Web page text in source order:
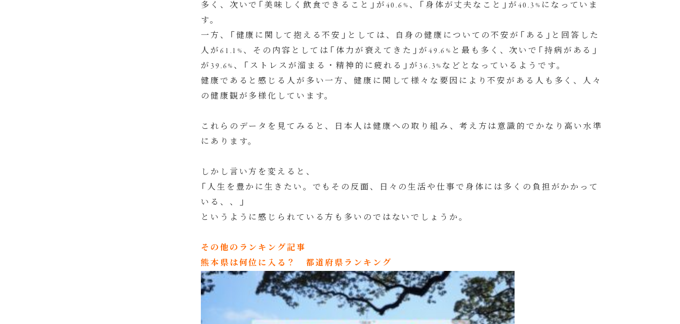
多く、次いで「美味しく飲食できること」が40.6%、「身体が丈夫なこと」が40.3%になっていま
す。
一方、「健康に関して抱える不安」としては、自身の健康についての不安が「ある」と回答した
人が61.1%、その内容としては「体力が衰えてきた」が49.6%と最も多く、次いで「持病がある」
が39.6%、「ストレスが溜まる・精神的に疲れる」が36.3%などとなっているようです。
健康であると感じる人が多い一方、健康に関して様々な要因により不安がある人も多く、人々
の健康観が多様化しています。
これらのデータを見てみると、日本人は健康への取り組み、考え方は意識的でかなり高い水準
にあります。
しかし言い方を変えると、
「人生を豊かに生きたい。でもその反面、日々の生活や仕事で身体には多くの負担がかかって
いる、、」
というように感じられている方も多いのではないでしょうか。
その他のランキング記事
熊本県は何位に入る？ 都道府県ランキング